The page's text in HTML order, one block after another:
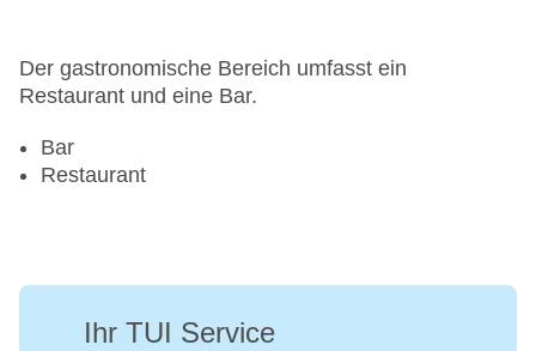
Der gastronomische Bereich umfasst ein
Restaurant und eine Bar.
Bar
Restaurant
Ihr TUI Service